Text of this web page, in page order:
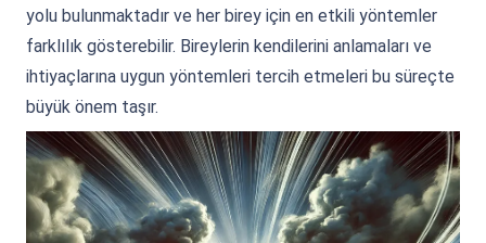
yolu bulunmaktadır ve her birey için en etkili yöntemler
farklılık gösterebilir. Bireylerin kendilerini anlamaları ve
ihtiyaçlarına uygun yöntemleri tercih etmeleri bu süreçte
büyük önem taşır.